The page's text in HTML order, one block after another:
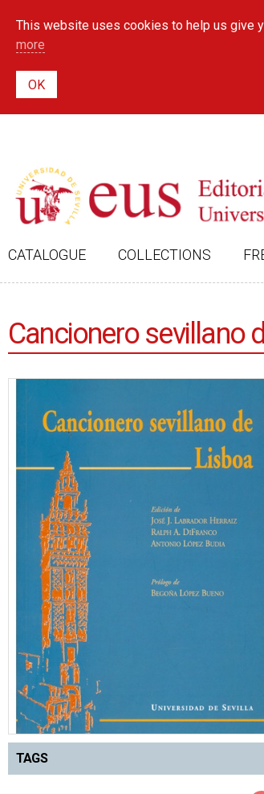
This website uses cookies to help us give
more
CATALOGUE COLLECTIONS
Cancionero sevillano
TAGS